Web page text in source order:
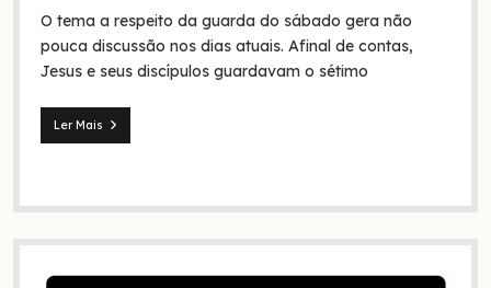
na
Bíblia
O tema a respeito da guarda do sábado gera não
pouca discussão nos dias atuais. Afinal de contas,
Jesus e seus discípulos guardavam o sétimo
Ler Mais
Jesus
sábado?